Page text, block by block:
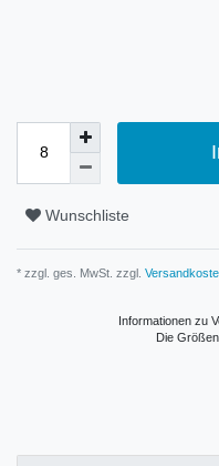
Wunschliste
* zzgl. ges. MwSt. zzgl.
Informationen zu
Die